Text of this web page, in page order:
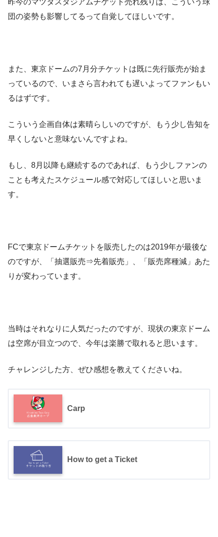
団の姿勢も影響してるって自覚してほしいです。
また、東京ドームの7月分チケットは既に先行販売が始ま
っているので、いまさら言われても遅いよってファンもい
るはずです。
こういう企画自体は素晴らしいのですが、もう少し告知を
早くしないと意味ないんですよね。
もし、8月以降も継続するのであれば、もう少しファンの
ことも考えたスケジュール感で対応してほしいと思いま
す。
FCで東京ドームチケットを販売したのは2019年が最後な
のですが、「抽選販売⇒先着販売」、「販売席種減」あた
りが変わっています。
当時はそれなりに人気だったのですが、現状の東京ドーム
は空席が目立つので、今年は楽勝で取れると思います。
チャレンジした方、ぜひ感想を教えてくださいね。
Carp
How to get a Ticket